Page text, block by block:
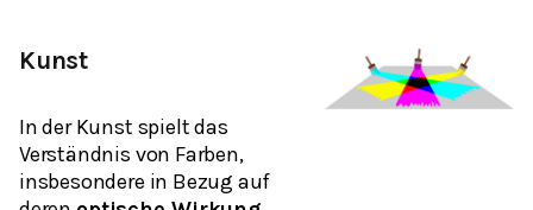
Kunst
In der Kunst spielt das
Verständnis von Farben,
insbesondere in Bezug auf